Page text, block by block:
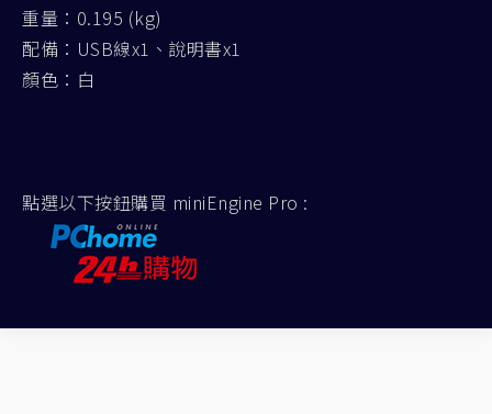
重量：0.195 (kg)
配備：USB線x1、說明書x1
顏色：白
點選以下按鈕購買 miniEngine Pro :